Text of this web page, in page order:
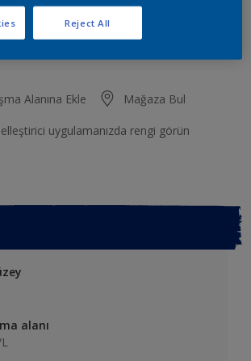
Sepete Ekle
Alanına Ekle Mağaza Bul
uygulamanızda rengi görün
alanı
Reject All